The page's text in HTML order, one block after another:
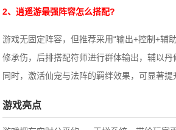
2、逍遥游最强阵容怎么搭配?
游戏无固定阵容，但推荐采用“输出+控制+辅
修承伤，后排搭配符师进行群体输出，辅以丹
同时，激活仙宠与法阵的羁绊效果，可显著提
游戏亮点